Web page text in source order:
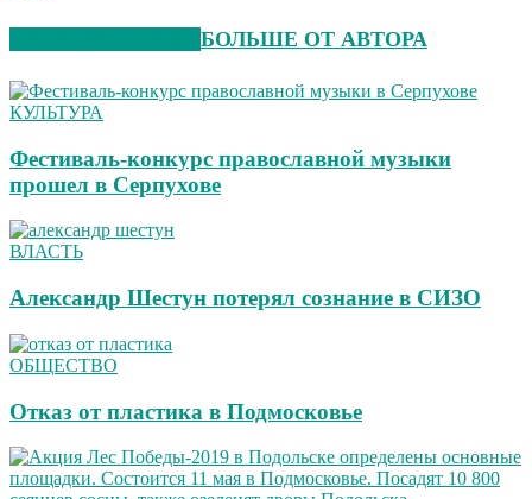
БОЛЬШЕ ОТ АВТОРА
КУЛЬТУРА
Фестиваль-конкурс православной музыки
прошел в Серпухове
ВЛАСТЬ
Александр Шестун потерял сознание в СИЗО
ОБЩЕСТВО
Отказ от пластика в Подмосковье